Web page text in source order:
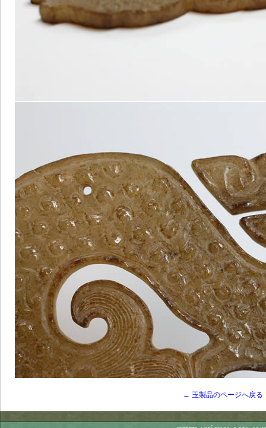
← 玉製品のページへ戻る